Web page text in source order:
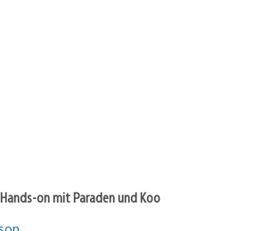
on mit Paraden und Koo